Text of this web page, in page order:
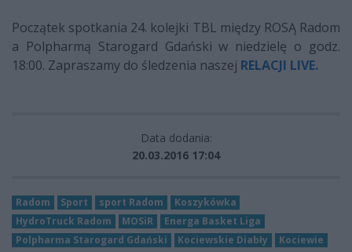
Początek spotkania 24. kolejki TBL między ROSĄ Radom
a Polpharmą Starogard Gdański w niedzielę o godz.
18:00. Zapraszamy do śledzenia naszej RELACJI LIVE.
Data dodania:
20.03.2016 17:04
Radom Sport sport Radom
Koszykówka
HydroTruck Radom
MOSiR
Energa Basket Liga
Polpharma Starogard Gdański
Kociewskie Diabły Kociewie